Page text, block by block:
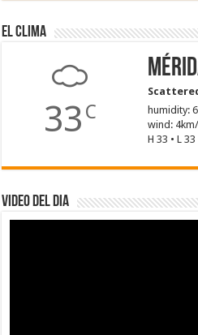
El Clima
33 C
humidity:
wind: 4km/
H 33 • L 33
Video del dia